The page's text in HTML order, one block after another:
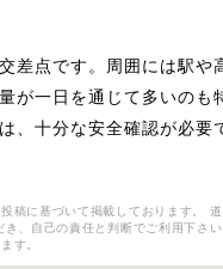
差点です。周囲には駅
が一日を通じて多いの
、十分な安全確認が必要
稿に基づいて掲載しております。
、自己の責任と判断でご利用下さ
す。